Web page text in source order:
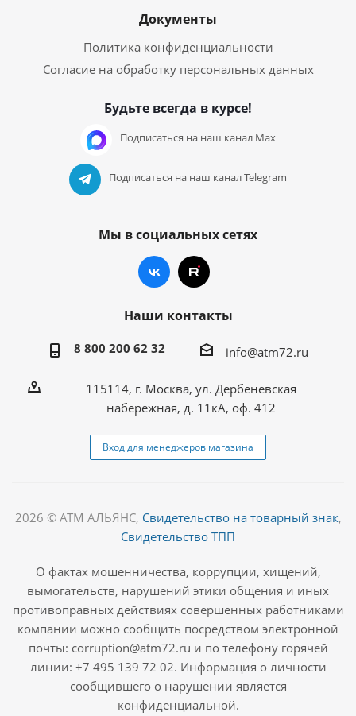
Документы
Политика конфиденциальности
Согласие на обработку персональных данных
Будьте всегда в курсе!
Подписаться на наш канал Max
Подписаться на наш канал Telegram
Мы в социальных сетях
Наши контакты
8 800 200 62 32 info@atm72.ru
115114, г. Москва, ул. Дербеневская
набережная, д. 11кА, оф. 412
Вход для менеджеров магазина
2026 © АТМ АЛЬЯНС, Свидетельство на товарный знак,
Свидетельство ТПП
О фактах мошенничества, коррупции, хищений,
вымогательств, нарушений этики общения и иных
противоправных действиях совершенных работниками
компании можно сообщить посредством электронной
почты: corruption@atm72.ru и по телефону горячей
линии: +7 495 139 72 02. Информация о личности
сообщившего о нарушении является
конфиденциальной.